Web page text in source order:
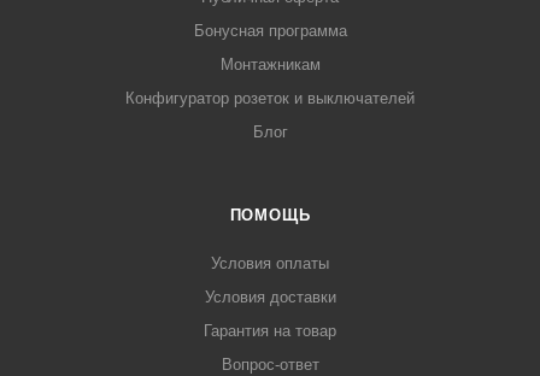
Бонусная программа
Монтажникам
Конфигуратор розеток и выключателей
Блог
ПОМОЩЬ
Условия оплаты
Условия доставки
Гарантия на товар
Вопрос-ответ